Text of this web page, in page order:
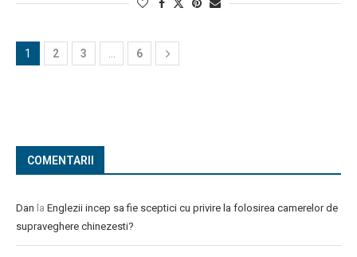
1 2 3 … 6
COMENTARII
Dan la Englezii incep sa fie sceptici cu privire la folosirea camerelor de
supraveghere chinezesti?